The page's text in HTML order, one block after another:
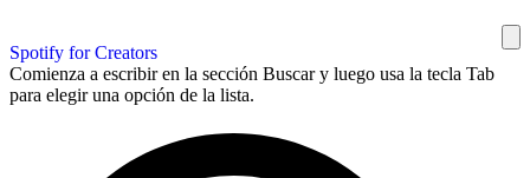
Spotify for Creators
Comienza a escribir en la sección Buscar y luego usa la tecla Tab
para elegir una opción de la lista.